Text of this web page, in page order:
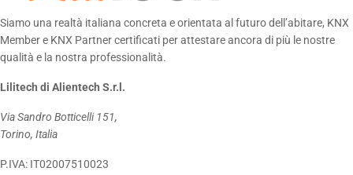
Siamo una realtà italiana concreta e orientata al futuro dell’abitare, KNX
Member e KNX Partner certificati per attestare ancora di più le nostre
qualità e la nostra professionalità.
Lilitech di Alientech S.r.l.
Via Sandro Botticelli 151,
Torino, Italia
P.IVA: IT02007510023